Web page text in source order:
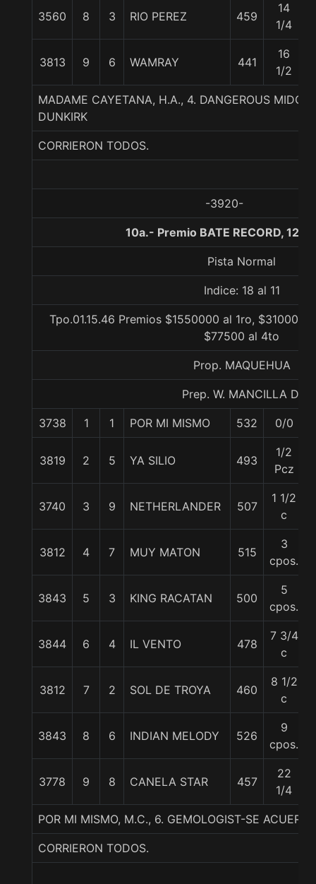
3560 8 3 RIO PEREZ 459
14
1/4
3813 9 6 WAMRAY 441
16
1/2
MADAME CAYETANA, H.A., 4. DANGEROUS
DUNKIRK
CORRIERON TODOS.
-3920-
10a.- Premio BATE RECORD,
Pista Normal
Indice: 18 al 11
Tpo.01.15.46 Premios $1550000 al 1ro, $310000
$77500 al 4to
Prop. MAQUEHUA
Prep. W. MANCILLA D.
3738 1 1 POR MI MISMO 532 0/0
3819 2 5 YA SILIO 493
1/2
Pcz
3740 3 9 NETHERLANDER 507
1 1/2
c
3812 4 7 MUY MATON 515
3
cpos.
3843 5 3 KING RACATAN 500
5
cpos.
3844 6 4 IL VENTO 478
7 3/4
c
3812 7 2 SOL DE TROYA 460
8 1/2
c
3843 8 6 INDIAN MELODY 526
9
cpos.
3778 9 8 CANELA STAR 457
22
1/4
POR MI MISMO, M.C., 6. GEMOLOGIST-SE
CORRIERON TODOS.